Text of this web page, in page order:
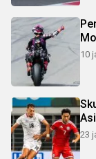
10
23